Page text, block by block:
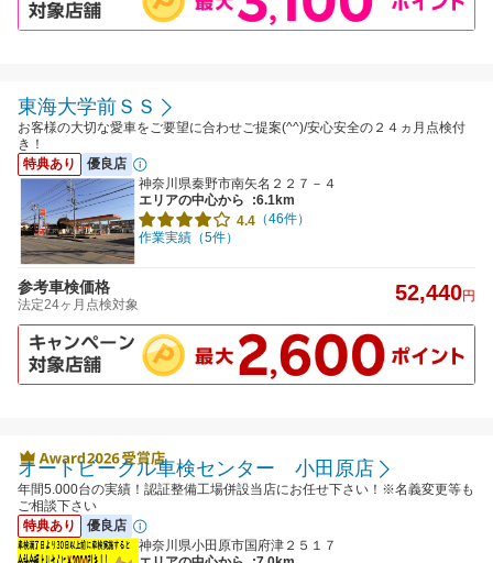
東海大学前ＳＳ
お客様の大切な愛車をご要望に合わせご提案(^^)/安心安全の２４ヵ月点検付
き！
特典あり
優良店
神奈川県秦野市南矢名２２７－４
エリアの中心から
:6.1km
4.4 （46件）
作業実績（5件）
参考車検価格
法定24ヶ月点検対象 52,440円
オートビークル車検センター 小田原店
年間5.000台の実績！認証整備工場併設当店にお任せ下さい！※名義変更等も
ご相談下さい
特典あり
優良店
神奈川県小田原市国府津２５１７